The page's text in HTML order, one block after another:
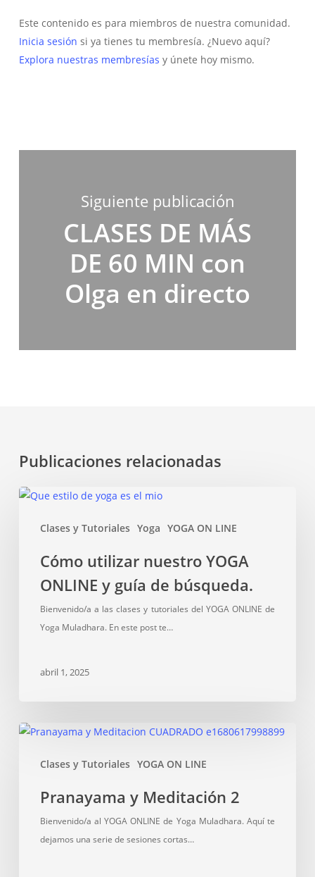
Este contenido es para miembros de nuestra comunidad.
Inicia sesión si ya tienes tu membresía. ¿Nuevo aquí?
Explora nuestras membresías y únete hoy mismo.
Siguiente publicación
CLASES DE MÁS
DE 60 MIN con
Olga en directo
Publicaciones relacionadas
Clases y Tutoriales Yoga YOGA ON LINE
Cómo
nuestro
ONLINECómo utilizar nuestro YOGA
ONLINE y guía de búsqueda.
Bienvenido/a a las clases y tutoriales del YOGA ONLINE de
Yoga Muladhara. En este post te…
abril 1, 2025
Clases y Tutoriales YOGA ON LINE
Pranayama
Meditación
Pranayama y Meditación 2
Bienvenido/a al YOGA ONLINE de Yoga Muladhara. Aquí te
dejamos una serie de sesiones cortas…